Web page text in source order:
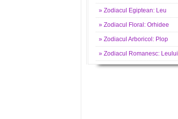
» Zodiacul Egiptean: Leu
» Zodiacul Floral: Orhidee
» Zodiacul Arboricol: Plop
» Zodiacul Romanesc: Leului